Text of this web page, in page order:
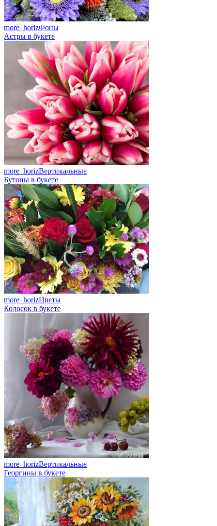
more_horizФоны
Астры в букете
more_horizВертикальные
Бутоны в букете
more_horizЦветы
Колосок в букете
more_horizВертикальные
Георгины в букете